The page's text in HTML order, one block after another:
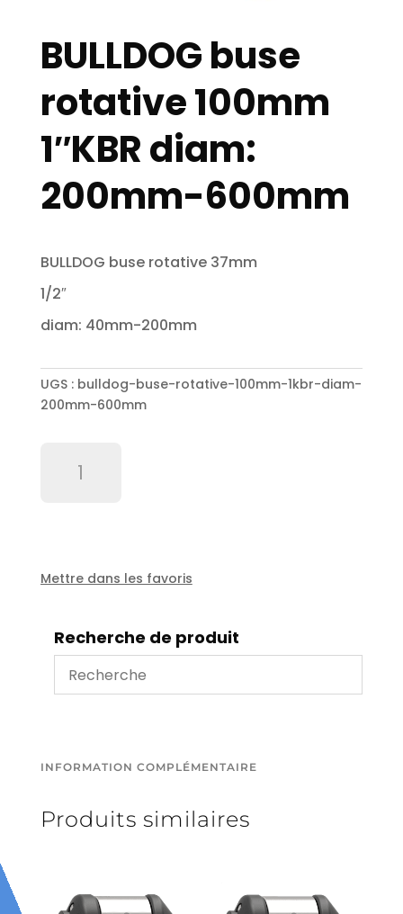
BULLDOG buse
rotative 100mm
1″KBR diam:
200mm-600mm
BULLDOG buse rotative 37mm
1/2″
diam: 40mm-200mm
UGS : bulldog-buse-rotative-100mm-1kbr-diam-
200mm-600mm
1"KBR
600mm
Mettre dans les favoris
Recherche de produit
INFORMATION COMPLÉMENTAIRE
Produits similaires